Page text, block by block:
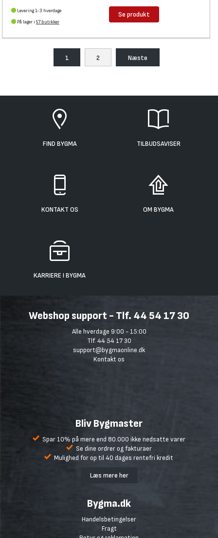
Levering 1-3 hverdage
På lager i 57 butikker
Se produkt
1 2 Næste
FIND BYGMA TILBUDSAVISER
KONTAKT OS OM BYGMA
KARRIERE I BYGMA
Webshop support - Tlf. 44 54 17 30
Alle hverdage 9:00 - 15:00
Tlf. 44 54 17 30
support@bygmaonline.dk
Kontakt os
Bliv Bygmaster
Spar 10% på mere end 80.000 ikke nedsatte varer
Se dine ordrer og fakturaer
Mulighed for op til 40 dages rentefri kredit
Læs mere her
Bygma.dk
Handelsbetingelser
Fragt